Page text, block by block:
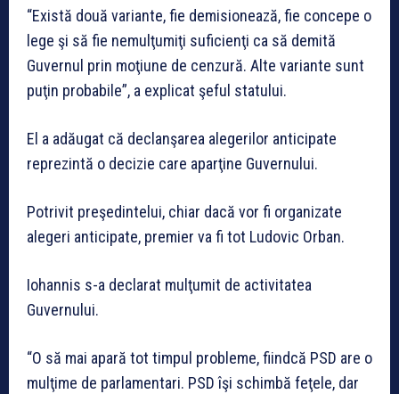
“Există două variante, fie demisionează, fie concepe o
lege şi să fie nemulţumiţi suficienţi ca să demită
Guvernul prin moţiune de cenzură. Alte variante sunt
puţin probabile”, a explicat şeful statului.
El a adăugat că declanşarea alegerilor anticipate
reprezintă o decizie care aparţine Guvernului.
Potrivit preşedintelui, chiar dacă vor fi organizate
alegeri anticipate, premier va fi tot Ludovic Orban.
Iohannis s-a declarat mulţumit de activitatea
Guvernului.
“O să mai apară tot timpul probleme, fiindcă PSD are o
mulţime de parlamentari. PSD îşi schimbă feţele, dar